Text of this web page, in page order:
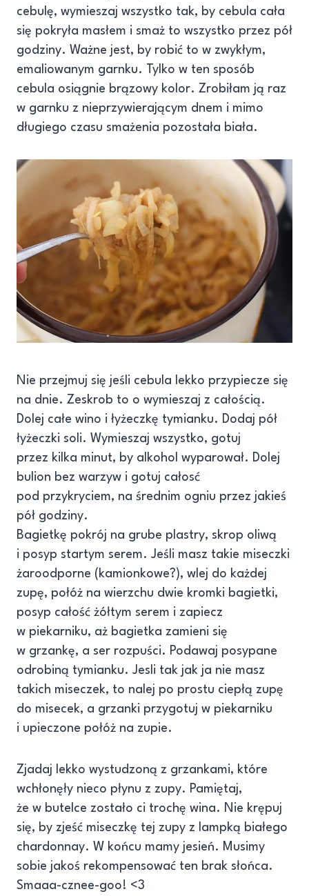
cebulę, wymieszaj wszystko tak, by cebula cała
się pokryła masłem i smaż to wszystko przez pół
godziny. Ważne jest, by robić to w zwykłym,
emaliowanym garnku. Tylko w ten sposób
cebula osiągnie brązowy kolor. Zrobiłam ją raz
w garnku z nieprzywierającym dnem i mimo
długiego czasu smażenia pozostała biała.
Nie przejmuj się jeśli cebula lekko przypiecze się
na dnie. Zeskrob to o wymieszaj z całością.
Dolej całe wino i łyżeczkę tymianku. Dodaj pół
łyżeczki soli. Wymieszaj wszystko, gotuj
przez kilka minut, by alkohol wyparował. Dolej
bulion bez warzyw i gotuj całosć
pod przykryciem, na średnim ogniu przez jakieś
pół godziny.
Bagietkę pokrój na grube plastry, skrop oliwą
i posyp startym serem. Jeśli masz takie miseczki
żaroodporne (kamionkowe?), wlej do każdej
zupę, połóż na wierzchu dwie kromki bagietki,
posyp całość żółtym serem i zapiecz
w piekarniku, aż bagietka zamieni się
w grzankę, a ser rozpuści. Podawaj posypane
odrobiną tymianku. Jesli tak jak ja nie masz
takich miseczek, to nalej po prostu ciepłą zupę
do misecek, a grzanki przygotuj w piekarniku
i upieczone połóż na zupie.
Zjadaj lekko wystudzoną z grzankami, które
wchłonęły nieco płynu z zupy. Pamiętaj,
że w butelce zostało ci trochę wina. Nie krępuj
się, by zjeść miseczkę tej zupy z lampką białego
chardonnay. W końcu mamy jesień. Musimy
sobie jakoś rekompensować ten brak słońca.
Smaaa-cznee-goo! <3